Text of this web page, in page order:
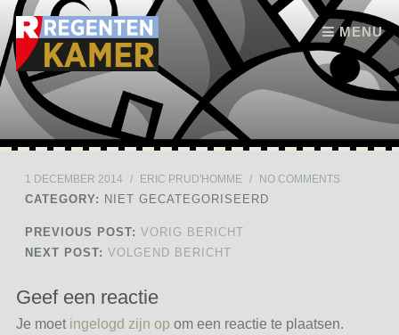
MENU
Skip to content
1 DECEMBER 2014 / ERIC PRUD'HOMME / NO COMMENTS
CATEGORY: NIET GECATEGORISEERD
PREVIOUS POST: VORIG BERICHT
NEXT POST: VOLGEND BERICHT
Geef een reactie
Je moet ingelogd zijn op om een reactie te plaatsen.